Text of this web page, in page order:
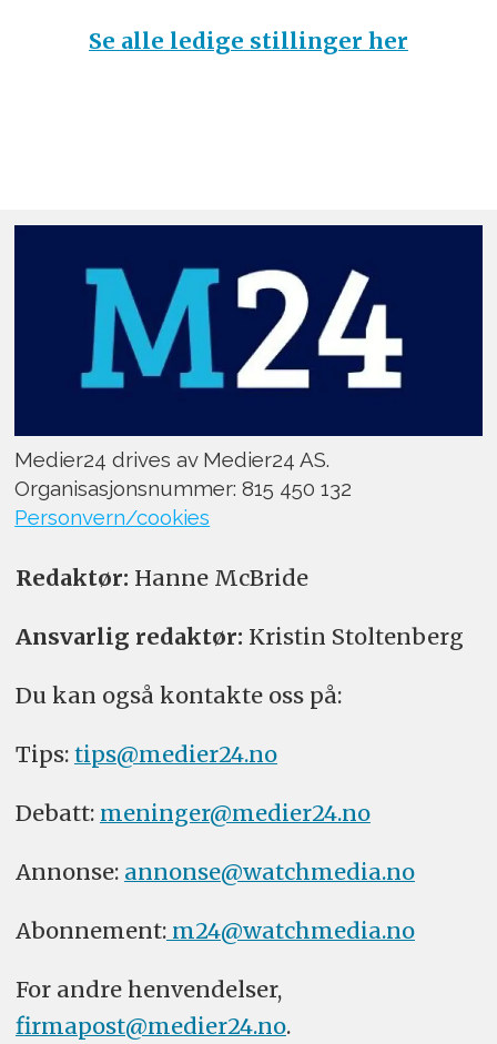
Se alle ledige stillinger her
Medier24 drives av Medier24 AS.
Organisasjonsnummer: 815 450 132
Personvern/cookies
Redaktør: Hanne McBride
Ansvarlig redaktør: Kristin Stoltenberg
Du kan også kontakte oss på:
Tips: tips@medier24.no
Debatt: meninger@medier24.no
Annonse: annonse@watchmedia.no
Abonnement:m24@watchmedia.no
For andre henvendelser,
firmapost@medier24.no.